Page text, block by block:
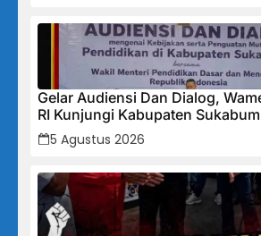
Gelar Audiensi Dan Dialog,
RI Kunjungi Kabupaten
Mendapat Bantuan Rehabilitasi
5 Agustus 2026